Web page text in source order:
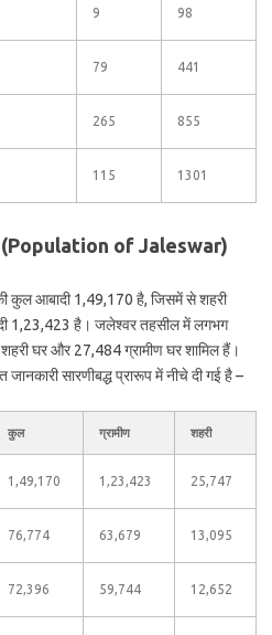
9 98
79 441
265 855
115 1301
(Population of Jaleswar)
आबादी 1,49,170 है, जिसमें से शहरी
1,23,423 है। जलेश्वर तहसील में लगभग
घर और 27,484 ग्रामीण घर शामिल हैं।
सारणीबद्ध प्रारूप में नीचे दी गई है –
कुल ग्रामीण शहरी
1,49,170 1,23,423 25,747
76,774 63,679 13,095
72,396 59,744 12,652